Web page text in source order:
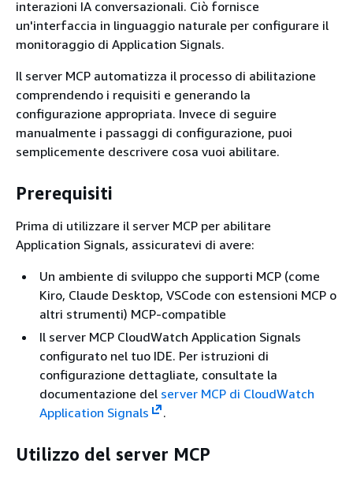
interazioni IA conversazionali. Ciò fornisce
un'interfaccia in linguaggio naturale per configurare il
monitoraggio di Application Signals.
Il server MCP automatizza il processo di abilitazione
comprendendo i requisiti e generando la
configurazione appropriata. Invece di seguire
manualmente i passaggi di configurazione, puoi
semplicemente descrivere cosa vuoi abilitare.
Prerequisiti
Prima di utilizzare il server MCP per abilitare
Application Signals, assicuratevi di avere:
Un ambiente di sviluppo che supporti MCP (come
Kiro, Claude Desktop, VSCode con estensioni MCP o
altri strumenti) MCP-compatible
Il server MCP CloudWatch Application Signals
configurato nel tuo IDE. Per istruzioni di
configurazione dettagliate, consultate la
documentazione del server MCP di CloudWatch
Application Signals
.
Utilizzo del server MCP